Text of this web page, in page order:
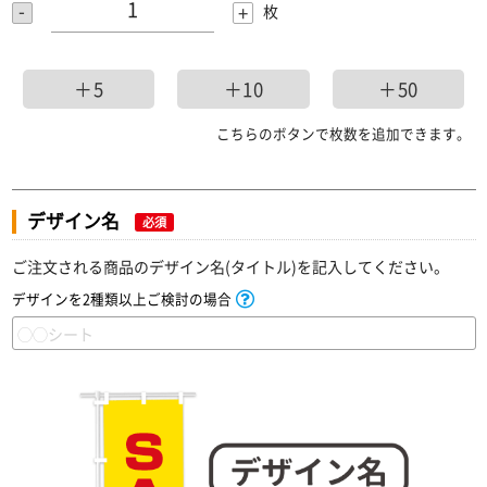
- + 枚
＋5 ＋10 ＋50
こちらのボタンで枚数を追加できます。
デザイン名 必須
ご注文される商品のデザイン名(タイトル)を記入してください。
デザインを2種類以上ご検討の場合